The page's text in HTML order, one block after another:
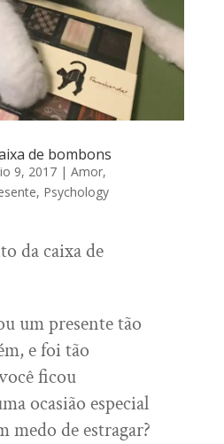
de bombons
9, 2017| Amor,
, Psychology
da caixa de
um presente tão
e foi tão
ficou
ocasião especial
medo de estragar?